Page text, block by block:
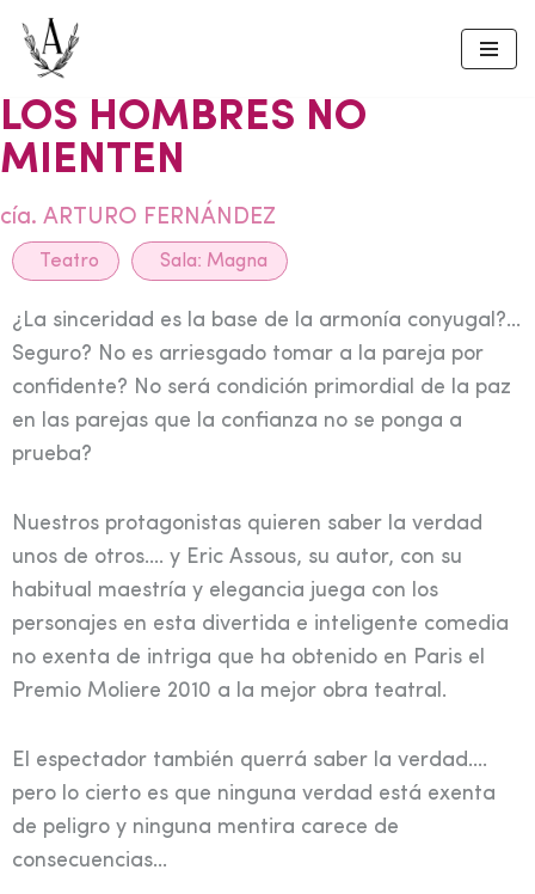
Skip
to
content
LOS HOMBRES NO
MIENTEN
cía. ARTURO FERNÁNDEZ
Teatro Sala: Magna
¿La sinceridad es la base de la armonía conyugal?…
Seguro? No es arriesgado tomar a la pareja por
confidente? No será condición primordial de la paz
en las parejas que la confianza no se ponga a
prueba?
Nuestros protagonistas quieren saber la verdad
unos de otros…. y Eric Assous, su autor, con su
habitual maestría y elegancia juega con los
personajes en esta divertida e inteligente comedia
no exenta de intriga que ha obtenido en Paris el
Premio Moliere 2010 a la mejor obra teatral.
El espectador también querrá saber la verdad….
pero lo cierto es que ninguna verdad está exenta
de peligro y ninguna mentira carece de
consecuencias…